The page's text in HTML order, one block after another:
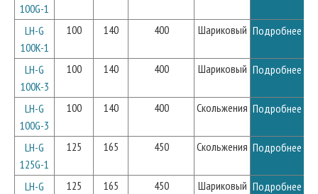
100G-1
LH-G
100K-1
100 140 400 Шариковый Подробнее
LH-G
100K-3
100 140 400 Шариковый Подробнее
LH-G
100G-3
100 140 400 Скольжения Подробнее
LH-G
125G-1
125 165 450 Скольжения Подробнее
LH-G
125 165 450 Шариковый Подробнее